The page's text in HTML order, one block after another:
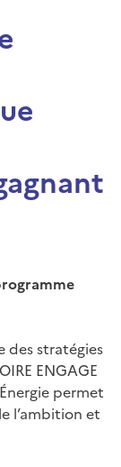
des stratégies
ENGAGE
permet
l’ambition et